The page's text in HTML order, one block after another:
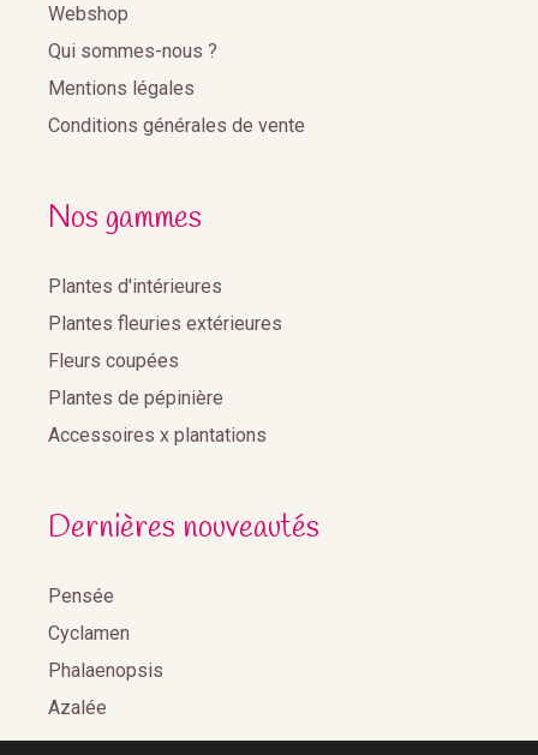
Webshop
Qui sommes-nous ?
Mentions légales
Conditions générales de vente
Nos gammes
Plantes d'intérieures
Plantes fleuries extérieures
Fleurs coupées
Plantes de pépinière
Accessoires x plantations
Dernières nouveautés
Pensée
Cyclamen
Phalaenopsis
Azalée